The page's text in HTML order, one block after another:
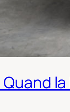
Quand